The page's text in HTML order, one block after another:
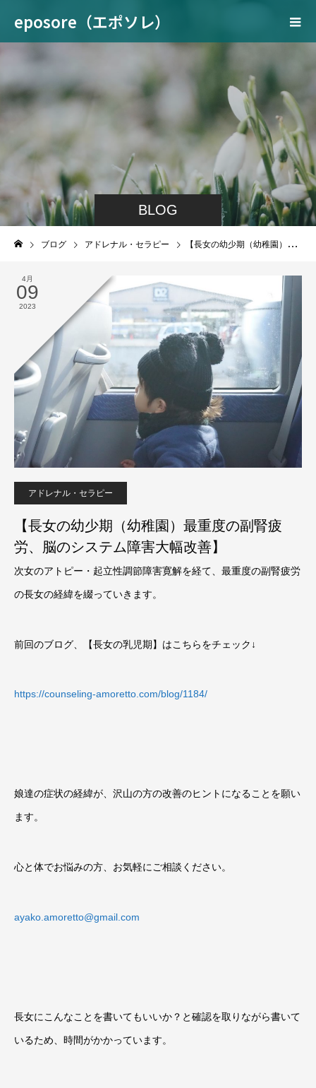
eposore（エポソレ）
BLOG
ブログ アドレナル・セラピー 【長女の幼少期（幼稚園）最重度の副腎疲労、脳のシステム障害大幅改善】
4月
09
2023
アドレナル・セラピー
【長女の幼少期（幼稚園）最重度の副腎疲
労、脳のシステム障害大幅改善】
次女のアトピー・起立性調節障害寛解を経て、最重度の副腎疲労
の長女の経緯を綴っていきます。
前回のブログ、【長女の乳児期】はこちらをチェック ↓
https://counseling-amoretto.com/blog/1184/
娘達の症状の経緯が、沢山の方の改善のヒントになることを願い
ます。
心と体でお悩みの方、お気軽にご相談ください。
ayako.amoretto@gmail.com
長女にこんなことを書いてもいいか？と確認を取りながら書いて
いるため、時間がかかっています。